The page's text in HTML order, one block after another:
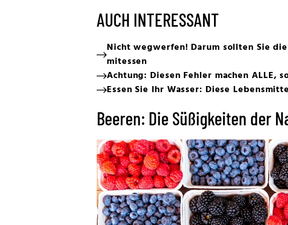
AUCH INTERESSANT
Nicht wegwerfen! Darum sollten Sie
mitessen
Achtung: Diesen Fehler machen ALLE,
Essen Sie Ihr Wasser: Diese
Beeren: Die Süßigkeiten der